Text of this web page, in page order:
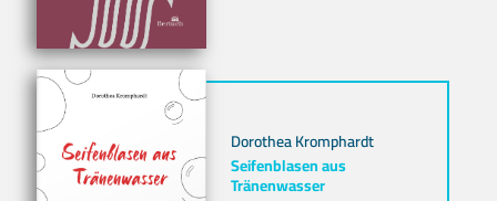
Dorothea Kromphardt
Seifenblasen aus
Tränenwasser